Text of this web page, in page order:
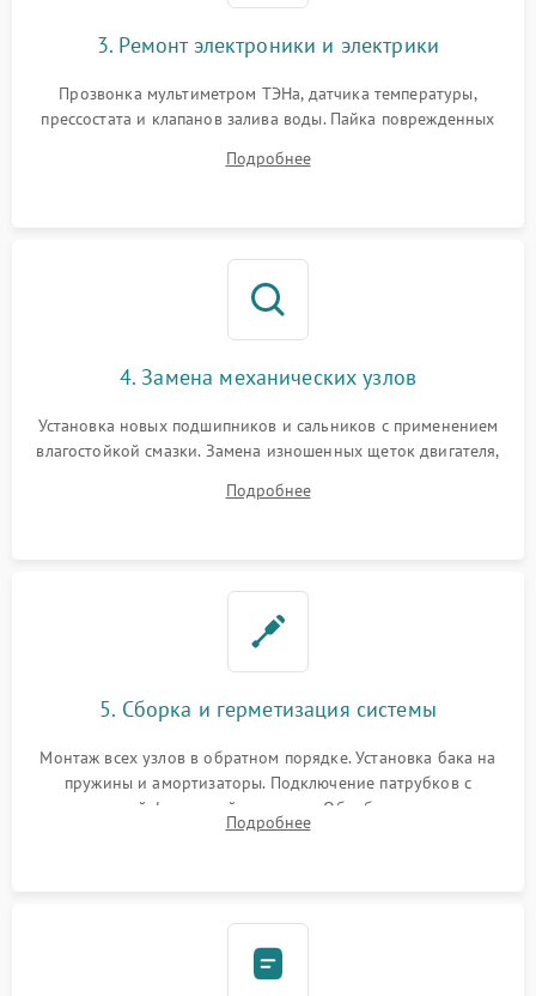
3. Ремонт электроники и электрики
Прозвонка мультиметром ТЭНа, датчика температуры,
прессостата и клапанов залива воды. Пайка поврежденных
Восстановление целостности проводки и контактов.
Подробнее
4. Замена механических узлов
Установка новых подшипников и сальников с применением
влагостойкой смазки. Замена изношенных щеток двигателя,
или поврежденной резиновой манжеты.
Подробнее
5. Сборка и герметизация системы
Монтаж всех узлов в обратном порядке. Установка бака на
пружины и амортизаторы. Подключение патрубков с
надежной фиксацией хомутами. Обработка стыков
герметиком для предотвращения возможных протечек воды.
Подробнее